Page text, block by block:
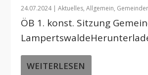
24.07.2024|Aktuelles,Allgemein,
ÖB 1. konst. Sitzung
WEITERLESEN